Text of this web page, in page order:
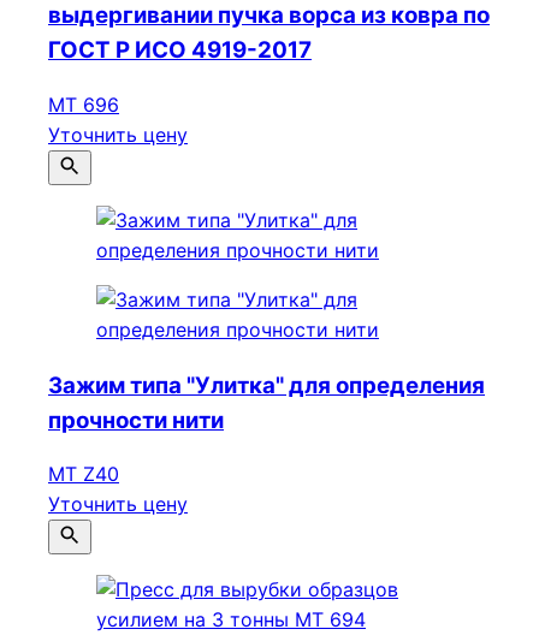
выдергивании пучка ворса из ковра по
ГОСТ Р ИСО 4919-2017
МТ 696
Уточнить цену
Зажим типа "Улитка" для определения
прочности нити
MT Z40
Уточнить цену